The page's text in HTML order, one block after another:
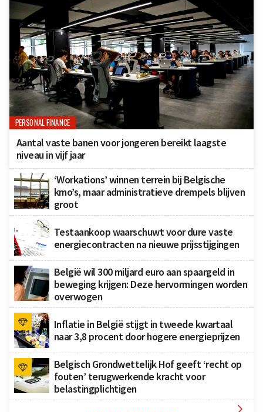
PERSONAL FINANCE
Aantal vaste banen voor jongeren bereikt laagste
niveau in vijf jaar
‘Workations’ winnen terrein bij Belgische
kmo’s, maar administratieve drempels blijven
groot
Testaankoop waarschuwt voor dure vaste
energiecontracten na nieuwe prijsstijgingen
België wil 300 miljard euro aan spaargeld in
beweging krijgen: Deze hervormingen worden
overwogen
Inflatie in België stijgt in tweede kwartaal
naar 3,8 procent door hogere energieprijzen
Belgisch Grondwettelijk Hof geeft ‘recht op
fouten’ terugwerkende kracht voor
belastingplichtigen